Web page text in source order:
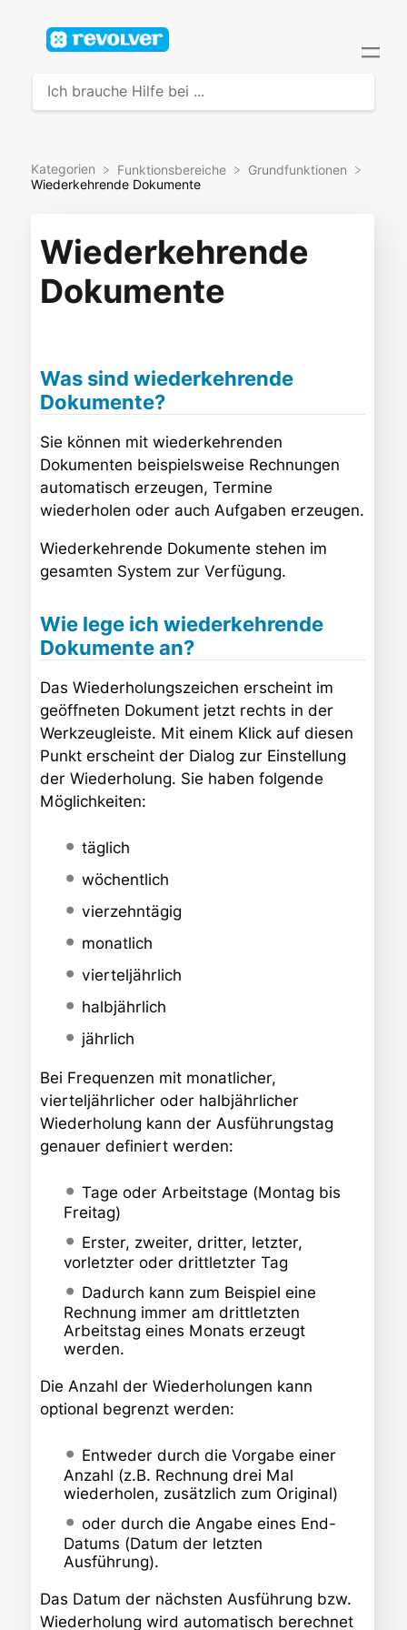
Kategorien ​Funktionsbereiche
​Grundfunktionen
Wiederkehrende Dokumente
Wiederkehrende
Dokumente
Was sind wiederkehrende
Dokumente?
Sie können mit wiederkehrenden
Dokumenten beispielsweise Rechnungen
automatisch erzeugen, Termine
wiederholen oder auch Aufgaben erzeugen.
Wiederkehrende Dokumente stehen im
gesamten System zur Verfügung.
Wie lege ich wiederkehrende
Dokumente an?
Das Wiederholungszeichen erscheint im
geöffneten Dokument jetzt rechts in der
Werkzeugleiste. Mit einem Klick auf diesen
Punkt erscheint der Dialog zur Einstellung
der Wiederholung. Sie haben folgende
Möglichkeiten:
täglich
wöchentlich
vierzehntägig
monatlich
vierteljährlich
halbjährlich
jährlich
Bei Frequenzen mit monatlicher,
vierteljährlicher oder halbjährlicher
Wiederholung kann der Ausführungstag
genauer definiert werden:
Tage oder Arbeitstage (Montag bis
Freitag)
Erster, zweiter, dritter, letzter,
vorletzter oder drittletzter Tag
Dadurch kann zum Beispiel eine
Rechnung immer am drittletzten
Arbeitstag eines Monats erzeugt
werden.
Die Anzahl der Wiederholungen kann
optional begrenzt werden:
Entweder durch die Vorgabe einer
Anzahl (z.B. Rechnung drei Mal
wiederholen, zusätzlich zum Original)
oder durch die Angabe eines End-
Datums (Datum der letzten
Ausführung).
Das Datum der nächsten Ausführung bzw.
Wiederholung wird automatisch berechnet